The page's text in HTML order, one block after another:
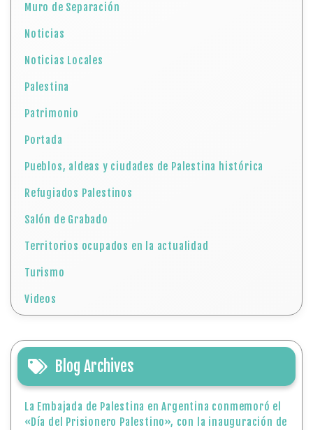
Muro de Separación
Noticias
Noticias Locales
Palestina
Patrimonio
Portada
Pueblos, aldeas y ciudades de Palestina histórica
Refugiados Palestinos
Salón de Grabado
Territorios ocupados en la actualidad
Turismo
Videos
Blog Archives
La Embajada de Palestina en Argentina conmemoró el
«Día del Prisionero Palestino», con la inauguración de